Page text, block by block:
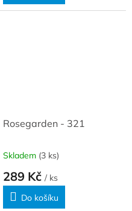
Rosegarden - 321
Skladem (3 ks)
289 Kč / ks
Do košíku